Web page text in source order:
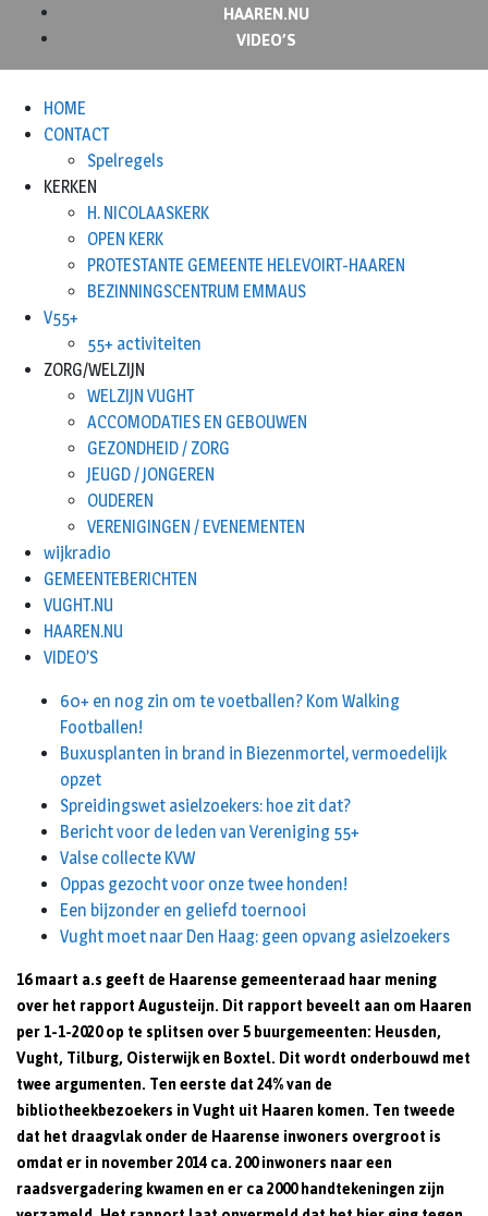
HAAREN.NU
VIDEO’S
HOME
CONTACT
Spelregels
KERKEN
H. NICOLAASKERK
OPEN KERK
PROTESTANTE GEMEENTE HELEVOIRT-HAAREN
BEZINNINGSCENTRUM EMMAUS
V55+
55+ activiteiten
ZORG/WELZIJN
WELZIJN VUGHT
ACCOMODATIES EN GEBOUWEN
GEZONDHEID / ZORG
JEUGD / JONGEREN
OUDEREN
VERENIGINGEN / EVENEMENTEN
wijkradio
GEMEENTEBERICHTEN
VUGHT.NU
HAAREN.NU
VIDEO’S
60+ en nog zin om te voetballen? Kom Walking
Footballen!
Buxusplanten in brand in Biezenmortel, vermoedelijk
opzet
Spreidingswet asielzoekers: hoe zit dat?
Bericht voor de leden van Vereniging 55+
Valse collecte KVW
Oppas gezocht voor onze twee honden!
Een bijzonder en geliefd toernooi
Vught moet naar Den Haag: geen opvang asielzoekers
16 maart a.s geeft de Haarense gemeenteraad haar mening
over het rapport Augusteijn. Dit rapport beveelt aan om Haaren
per 1-1-2020 op te splitsen over 5 buurgemeenten: Heusden,
Vught, Tilburg, Oisterwijk en Boxtel. Dit wordt onderbouwd met
twee argumenten. Ten eerste dat 24% van de
bibliotheekbezoekers in Vught uit Haaren komen. Ten tweede
dat het draagvlak onder de Haarense inwoners overgroot is
omdat er in november 2014 ca. 200 inwoners naar een
raadsvergadering kwamen en er ca 2000 handtekeningen zijn